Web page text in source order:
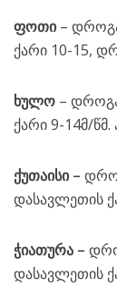
ფოთი–
ქარი 10-15,
ხულო –
ქარი 9-14მ/
ქუთაისი–
დასავლეთის
ჭიათურა –
დასავლეთის